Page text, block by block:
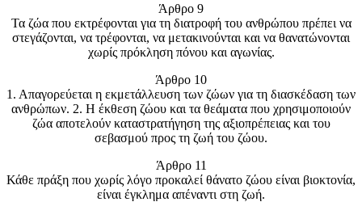
Άρθρο 9
Τα ζώα που εκτρέφονται για τη διατροφή του ανθρώπου πρέπει να
στεγάζονται, να τρέφονται, να μετακινούνται και να θανατώνονται
χωρίς πρόκληση πόνου και αγωνίας.
Άρθρο 10
1. Απαγορεύεται η εκμετάλλευση των ζώων για τη διασκέδαση των
ανθρώπων. 2. Η έκθεση ζώου και τα θεάματα που χρησιμοποιούν
ζώα αποτελούν καταστρατήγηση της αξιοπρέπειας και του
σεβασμού προς τη ζωή του ζώου.
Άρθρο 11
Κάθε πράξη που χωρίς λόγο προκαλεί θάνατο ζώου είναι βιοκτονία,
είναι έγκλημα απέναντι στη ζωή.